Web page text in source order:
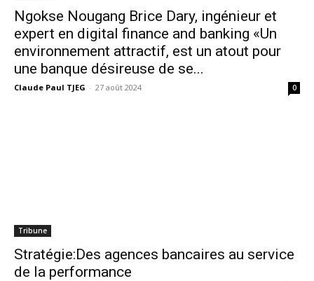
Ngokse Nougang Brice Dary, ingénieur et
expert en digital finance and banking «Un
environnement attractif, est un atout pour
une banque désireuse de se...
Claude Paul TJEG - 27 août 2024 0
Tribune
Stratégie:Des agences bancaires au service
de la performance